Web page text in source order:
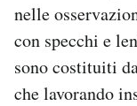
nelle
con specchi e
sono costituiti
che lavorando